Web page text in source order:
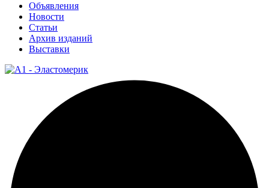
Объявления
Новости
Статьи
Архив изданий
Выставки